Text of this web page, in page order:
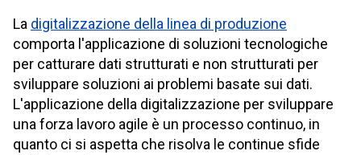
La digitalizzazione della linea di produzione
comporta l'applicazione di soluzioni tecnologiche
per catturare dati strutturati e non strutturati per
sviluppare soluzioni ai problemi basate sui dati.
L'applicazione della digitalizzazione per sviluppare
una forza lavoro agile è un processo continuo, in
quanto ci si aspetta che risolva le continue sfide